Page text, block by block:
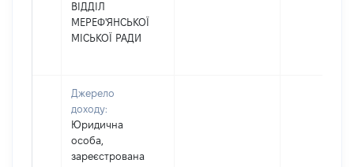
ВІДДІЛ
МЕРЕФ'ЯНСЬКОЇ
МІСЬКОЇ РАДИ
Джерело
доходу:
Юридична
особа,
зареєстрована